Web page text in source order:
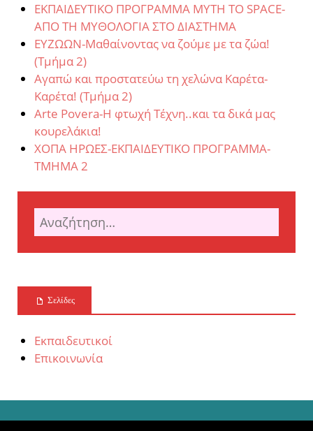
ΕΚΠΑΙΔΕΥΤΙΚΟ ΠΡΟΓΡΑΜΜΑ MYTH TO SPACE-
ΑΠΟ ΤΗ ΜΥΘΟΛΟΓΙΑ ΣΤΟ ΔΙΑΣΤΗΜΑ
ΕΥΖΩΩΝ-Μαθαίνοντας να ζούμε με τα ζώα!
(Τμήμα 2)
Αγαπώ και προστατεύω τη χελώνα Καρέτα-
Καρέτα! (Τμήμα 2)
Arte Povera-Η φτωχή Τέχνη..και τα δικά μας
κουρελάκια!
ΧΟΠΑ ΗΡΩΕΣ-ΕΚΠΑΙΔΕΥΤΙΚΟ ΠΡΟΓΡΑΜΜΑ-
ΤΜΗΜΑ 2
Σελίδες
Εκπαιδευτικοί
Επικοινωνία